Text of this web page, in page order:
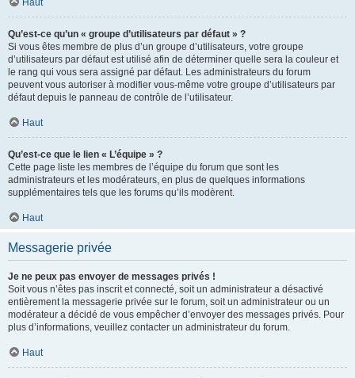
Haut
Qu’est-ce qu’un « groupe d’utilisateurs par défaut » ?
Si vous êtes membre de plus d’un groupe d’utilisateurs, votre groupe
d’utilisateurs par défaut est utilisé afin de déterminer quelle sera la couleur et
le rang qui vous sera assigné par défaut. Les administrateurs du forum
peuvent vous autoriser à modifier vous-même votre groupe d’utilisateurs par
défaut depuis le panneau de contrôle de l’utilisateur.
Haut
Qu’est-ce que le lien « L’équipe » ?
Cette page liste les membres de l’équipe du forum que sont les
administrateurs et les modérateurs, en plus de quelques informations
supplémentaires tels que les forums qu’ils modèrent.
Haut
Messagerie privée
Je ne peux pas envoyer de messages privés !
Soit vous n’êtes pas inscrit et connecté, soit un administrateur a désactivé
entièrement la messagerie privée sur le forum, soit un administrateur ou un
modérateur a décidé de vous empêcher d’envoyer des messages privés. Pour
plus d’informations, veuillez contacter un administrateur du forum.
Haut